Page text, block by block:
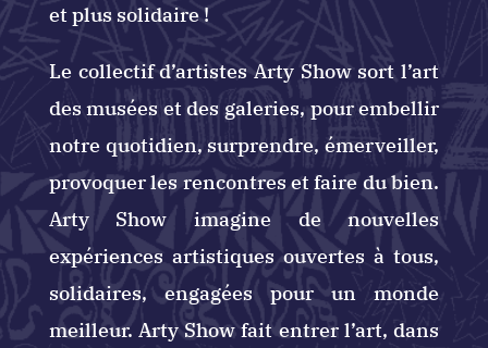
et plus solidaire !
Le collectif d’artistes Arty Show sort l’art
des musées et des galeries, pour embellir
notre quotidien, surprendre, émerveiller,
provoquer les rencontres et faire du bien.
Arty Show imagine de nouvelles
expériences artistiques ouvertes à tous,
solidaires, engagées pour un monde
meilleur. Arty Show fait entrer l’art, dans